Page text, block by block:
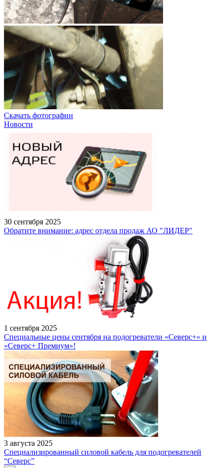
Скачать фотографии
Новости
30 сентября 2025
Обратите внимание: адрес отдела продаж АО "ЛИДЕР"
1 сентября 2025
Специальные цены сентября на подогреватели «Северс+» и
«Северс+ Премиум»!
3 августа 2025
Специализированный силовой кабель для подогревателей
“Северс”